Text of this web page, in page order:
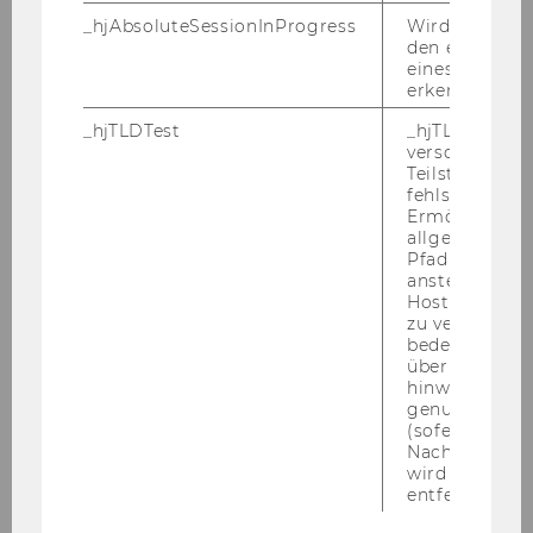
Unterstützung und Mitwirkung bei den
Aufgaben des Institutes in Forschung, Lehre
- abgeschlossenes Bachelor- und laufendes
- sehr gute Kenntnisse und Interesse im
Bereich Organisation und Organisationstheorie
- Vorkenntnisse im Bereich der empirischen
_hjAbsoluteSessionInProgress
Wird
den ersten
eines
erkennen.
_hjTLDTest
_hjTLDTest-
verschiedene
Teilstrings,
fehlschlägt.
Ermöglicht,
Pfad zu
anstelle des
Hostnamens
zu
bedeutet,
über
hinweg
genutzt
(sofern
Nach dieser
wird das
entfernt.